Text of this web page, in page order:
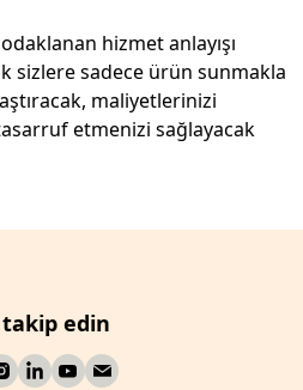
hizmet anlayışı
sizlere sadece ürün sunmakla
maliyetlerinizi
etmenizi sağlayacak
takip edin